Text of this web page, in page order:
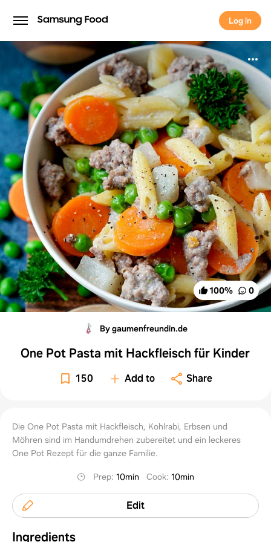
Log in
Log in
100% 0
By gaumenfreundin.de
One Pot Pasta mit Hackfleisch für Kinder
150 Add to Share
Die One Pot Pasta mit Hackfleisch, Kohlrabi, Erbsen und
Möhren sind im Handumdrehen zubereitet und ein leckeres
One Pot Rezept für die ganze Familie.
Prep:10min Cook:10min
Edit
Ingredients